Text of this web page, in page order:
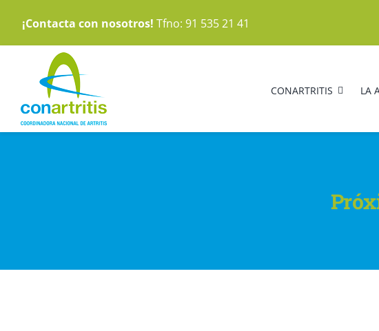
contenido
¡Contacta con nosotros! Tfno: 91 535 21 41
CONARTRITIS LA